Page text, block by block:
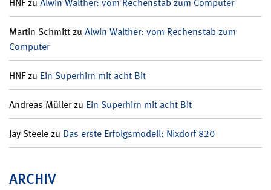
HNFzu Alwin Walther: vom Rechenstab zum Computer
Martin Schmittzu Alwin Walther: vom Rechenstab zum
Computer
HNFzu Ein Superhirn mit acht Bit
Andreas Müllerzu Ein Superhirn mit acht Bit
Jay Steelezu Das erste Erfolgsmodell: Nixdorf 820
ARCHIV